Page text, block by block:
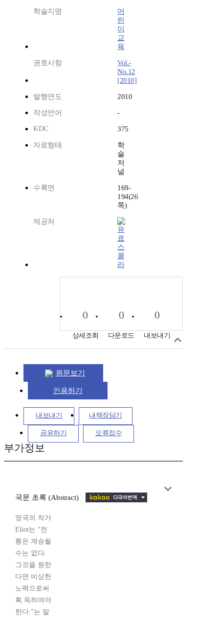
학술지명
어
린
이
교
육
권호사항
Vol.-
No.12
[2010]
발행연도 2010
작성언어
-
KDC
375
자료형태
학
술
저
널
수록면
169-
194(26
쪽)
제공처
스
콜
라
0
상세조회
0
다운로드
0
내보내기
원문보기
인용하기
내보내기 내책장담기
공유하기 오류접수
부가정보
국문 초록 (Abstract)
영국의 작가
Eliot는 “전
통은 계승될
수는 없다.
그것을 원한
다면 비상한
노력으로써
획 득하여야
한다.”는 말